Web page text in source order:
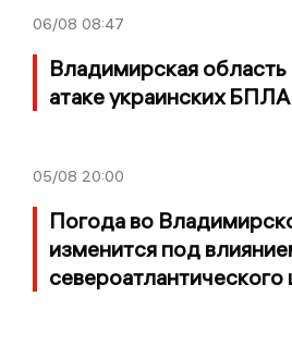
06/08 08:47
Владимирская область
атаке украинских БПЛА
05/08 20:00
Погода во
изменится под
североатлантического